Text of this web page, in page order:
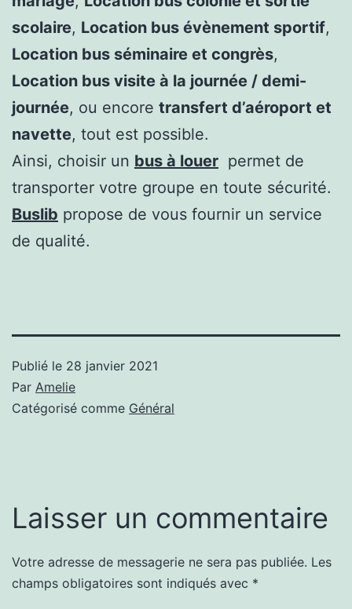
scolaire, Location bus évènement sportif,
Location bus séminaire et congrès,
Location bus visite à la journée / demi-
journée, ou encore transfert d’aéroport et
navette, tout est possible.
Ainsi, choisir un bus à louer permet de
transporter votre groupe en toute sécurité.
Buslib propose de vous fournir un service
de qualité.
Publié le 28 janvier 2021
Par Amelie
Catégorisé comme Général
Laisser un commentaire
Votre adresse de messagerie ne sera pas publiée. Les
champs obligatoires sont indiqués avec *